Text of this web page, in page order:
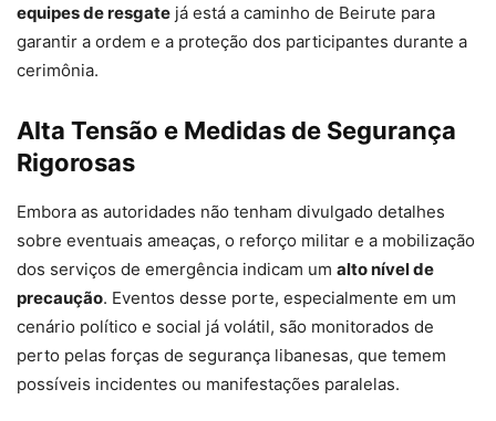
equipes de resgate já está a caminho de Beirute para
garantir a ordem e a proteção dos participantes durante a
cerimônia.
Alta Tensão e Medidas de Segurança
Rigorosas
Embora as autoridades não tenham divulgado detalhes
sobre eventuais ameaças, o reforço militar e a mobilização
dos serviços de emergência indicam um alto nível de
precaução. Eventos desse porte, especialmente em um
cenário político e social já volátil, são monitorados de
perto pelas forças de segurança libanesas, que temem
possíveis incidentes ou manifestações paralelas.